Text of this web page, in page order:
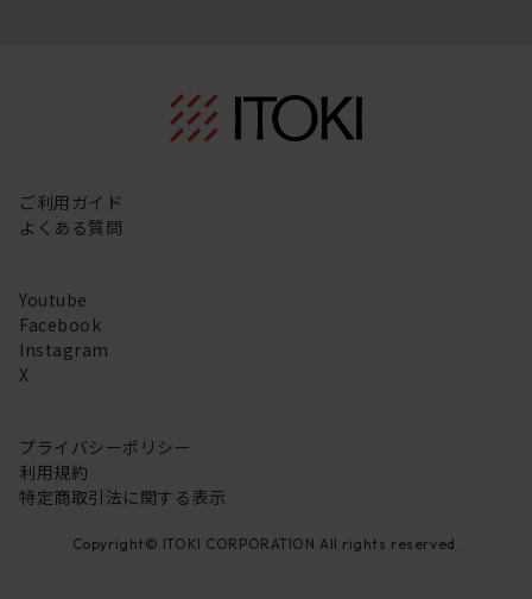
ご利用ガイド
よくある質問
Youtube
Facebook
Instagram
X
プライバシーポリシー
利用規約
特定商取引法に関する表示
Copyright© ITOKI CORPORATION All rights reserved.